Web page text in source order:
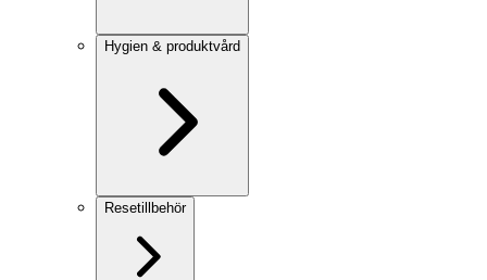
Hygien & produktvård
Resetillbehör